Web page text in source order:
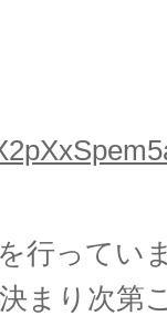
行ってい
まり次第